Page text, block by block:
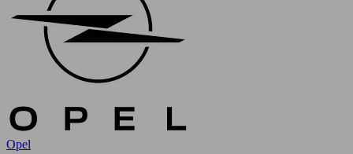
Opel